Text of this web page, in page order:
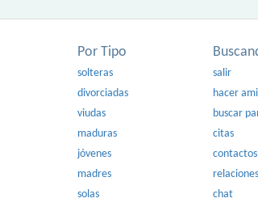
Por Tipo
solteras
divorciadas
viudas
maduras
jóvenes
madres
solas
salir
hacer
buscar
citas
contactos
relaciones
chat